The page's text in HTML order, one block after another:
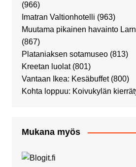
(966)
Imatran Valtionhotelli (963)
Muutama pikainen havainto
(867)
Plataniaksen sotamuseo (813)
Kreetan luolat (801)
Vantaan Ikea: Kesäbuffet (800)
Kohta loppuu: Koivukylän
Mukana myös